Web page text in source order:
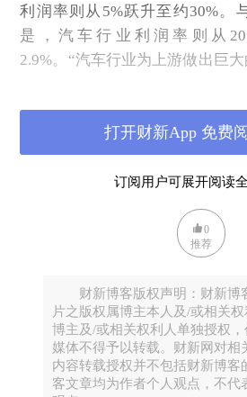
利润率则从5%跃升至约30%。
是，汽车行业利润率则从
2.9%。“汽车行业为上游做出巨
着巨大压力，目前表现比较艰难
二、车企们问题出在哪了？
当前，众多中国车企面临着卖车
面。这一困境背后究竟隐藏着哪
首先，市场端内卷式价格战严重
大的价格竞争，在这场价格战之
内卷的状态，也正是如此市场端
格战，是导致车企利润被不断拖
并非传统意义上的良性市场竞争
订阅用户可展开阅读
打开财新App 免费
0
推荐
财新博客版权声明：财新博
片之版权属博主本人及/或相关
博主及/或相关权利人单独授权
媒体不得予以转载。财新网对相
内容转载授权并不包括财新博客
客文章均为作者个人观点，不代